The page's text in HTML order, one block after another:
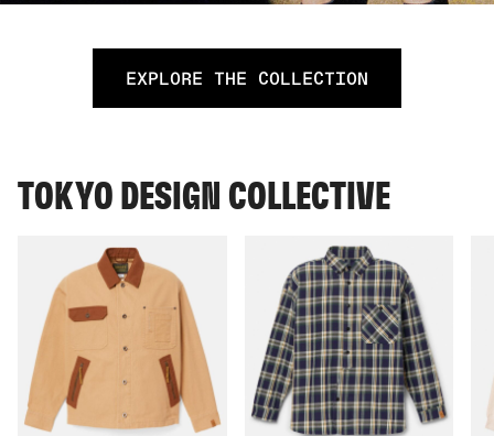
EXPLORE THE COLLECTION
TOKYO DESIGN COLLECTIVE